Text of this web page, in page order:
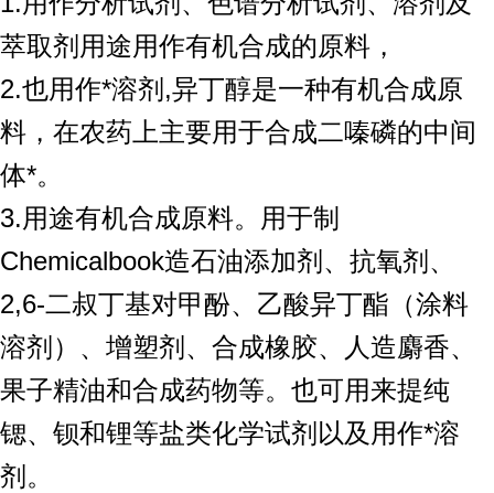
萃取剂用途用作有机合成的原料，
2.也用作*溶剂,异丁醇是一种有机合成原
料，在农药上主要用于合成二嗪磷的中间
体*。
3.用途有机合成原料。用于制
Chemicalbook造石油添加剂、抗氧剂、
2,6-二叔丁基对甲酚、乙酸异丁酯（涂料
溶剂）、增塑剂、合成橡胶、人造麝香、
果子精油和合成药物等。也可用来提纯
锶、钡和锂等盐类化学试剂以及用作*溶
剂。